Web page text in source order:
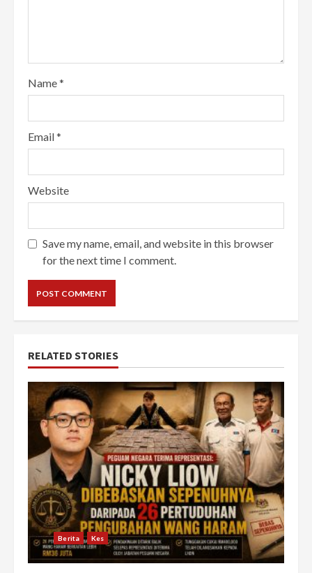
Name*
Email*
Website
Save my name, email, and website in this browser
for the next time I comment.
RELATED STORIES
Berita Kes